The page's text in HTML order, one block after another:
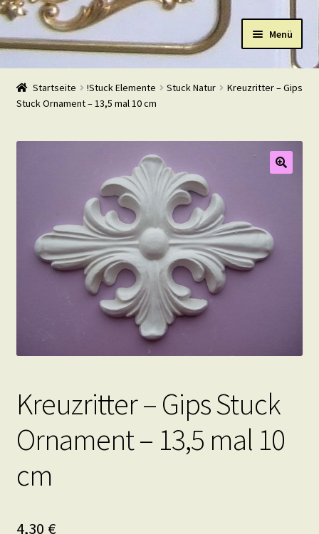
Navigation
Zum
Inhalt
Menü
Start
Shop
Warenkorb
Beispiele
Startseite !Stuck Elemente Stuck Natur
Kreuzritter – Gips
Stuck Ornament – 13,5 mal 10 cm
Kreuzritter – Gips Stuck
Ornament – 13,5 mal 10
cm
4,30 €